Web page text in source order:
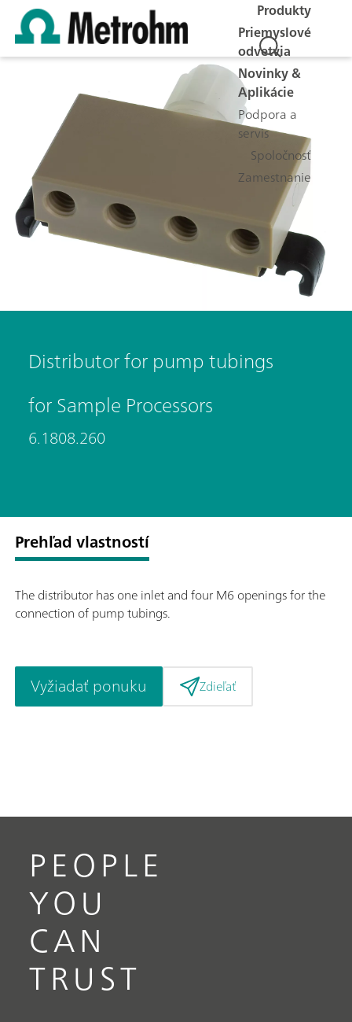
Produkty
Priemyslové
odvetvia
Novinky &
Aplikácie
Podpora a
servis
Spoločnosť
Zamestnanie
Distributor for pump tubings
for Sample Processors
6.1808.260
Prehľad vlastností
The distributor has one inlet and four M6 openings for the
connection of pump tubings.
Vyžiadať ponuku Zdieľať
PEOPLE
YOU
CAN
TRUST